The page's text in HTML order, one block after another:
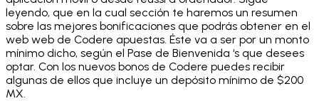
leyendo, que en la cual sección te haremos un resumen
sobre las mejores bonificaciones que podrás obtener en el
web web de Codere apuestas. Éste va a ser por un monto
mínimo dicho, según el Pase de Bienvenida ‘s que desees
optar. Con los nuevos bonos de Codere puedes recibir
algunas de ellos que incluye un depósito mínimo de $200
MX.